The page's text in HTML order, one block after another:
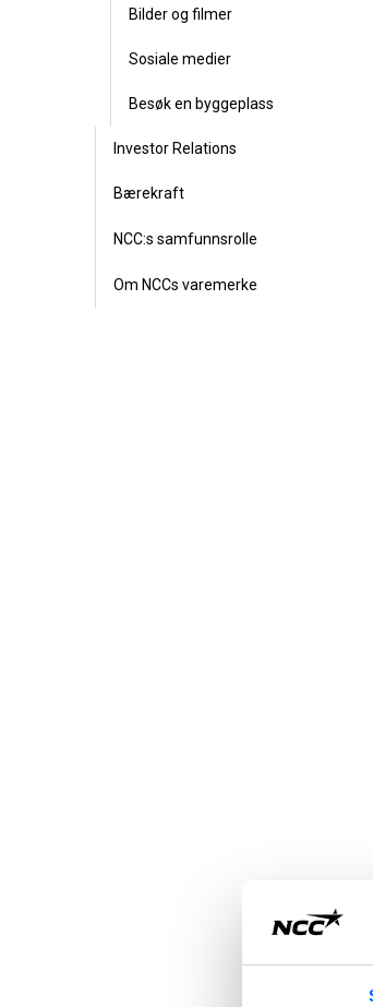
Bilder og filmer
Sosiale medier
Besøk en byggeplass
Investor Relations
Bærekraft
NCC:s samfunnsrolle
Om NCCs varemerke